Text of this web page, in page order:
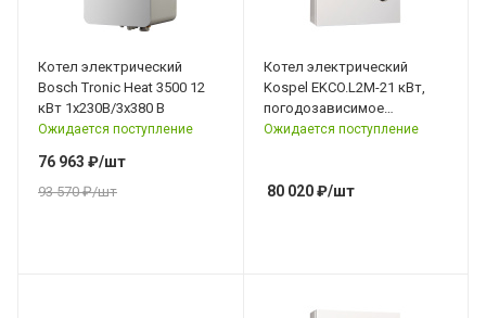
Котел электрический
Bosch Tronic Heat 3500 12
кВт 1x230В/3х380 В
Ожидается поступление
76 963 ₽/шт
93 570₽/шт
Котел электрический
Kospel EKCO.L2M-21 кВт,
погодозависимое
управление 3х380 В
Ожидается поступление
80 020₽/шт